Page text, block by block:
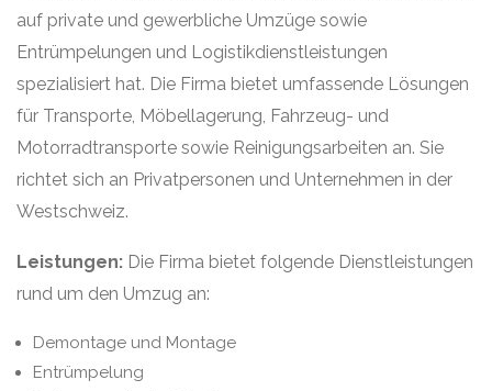
auf private und gewerbliche Umzüge sowie
Entrümpelungen und Logistikdienstleistungen
spezialisiert hat. Die Firma bietet umfassende Lösungen
für Transporte, Möbellagerung, Fahrzeug- und
Motorradtransporte sowie Reinigungsarbeiten an. Sie
richtet sich an Privatpersonen und Unternehmen in der
Westschweiz.
Leistungen: Die Firma bietet folgende Dienstleistungen
rund um den Umzug an:
Demontage und Montage
Entrümpelung